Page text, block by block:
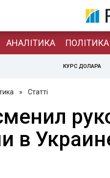
АНАЛІТИКА ПОЛІТИКА
КУРС ДОЛАРА
» Статті
в